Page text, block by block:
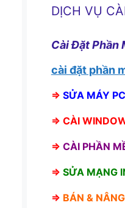
DỊCH VỤ
Cài Đặt Phần
cài đặt phần
⇒ SỬA MÁY
⇒ CÀI
⇒ CÀI PHẦN
⇒ SỬA MẠNG
⇒ BÁN &